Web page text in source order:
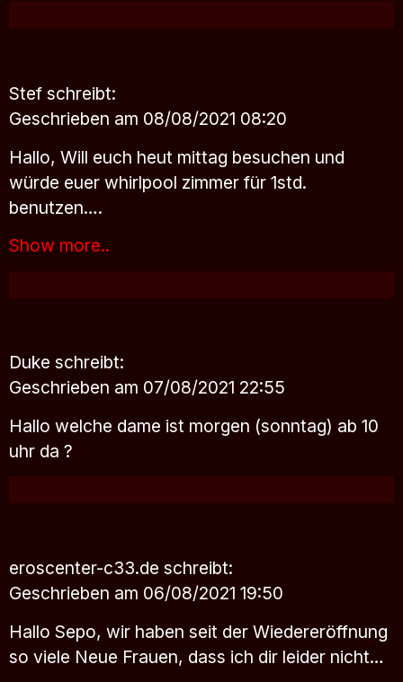
Stef schreibt:
Geschrieben am 08/08/2021 08:20
Hallo, Will euch heut mittag besuchen und
würde euer whirlpool zimmer für 1std.
benutzen….
Show more..
Duke schreibt:
Geschrieben am 07/08/2021 22:55
Hallo welche dame ist morgen (sonntag) ab 10
uhr da ?
eroscenter-c33.de schreibt:
Geschrieben am 06/08/2021 19:50
Hallo Sepo, wir haben seit der Wiedereröffnung
so viele Neue Frauen, dass ich dir leider nicht…